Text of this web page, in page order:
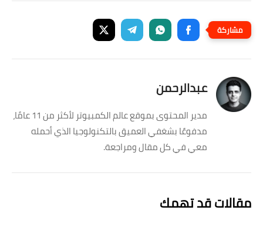
عبدالرحمن
مدير المحتوى بموقع عالم الكمبيوتر لأكثر من 11 عامًا،
مدفوعًا بشغفي العميق بالتكنولوجيا الذي أحمله
معي في كل مقال ومراجعة.
مقالات قد تهمك